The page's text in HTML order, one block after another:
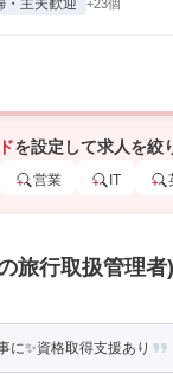
・主夫歓迎 +23個
を設定して求人を絞
営業 IT
旅行取扱管理者)
✨資格取得支援あり